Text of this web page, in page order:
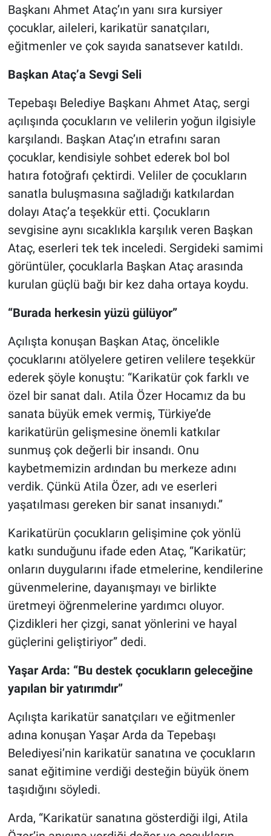
Başkanı Ahmet Ataç’ın yanı sıra kursiyer
çocuklar, aileleri, karikatür sanatçıları,
eğitmenler ve çok sayıda sanatsever katıldı.
Başkan Ataç’a Sevgi Seli
Tepebaşı Belediye Başkanı Ahmet Ataç, sergi
açılışında çocukların ve velilerin yoğun ilgisiyle
karşılandı. Başkan Ataç’ın etrafını saran
çocuklar, kendisiyle sohbet ederek bol bol
hatıra fotoğrafı çektirdi. Veliler de çocukların
sanatla buluşmasına sağladığı katkılardan
dolayı Ataç’a teşekkür etti. Çocukların
sevgisine aynı sıcaklıkla karşılık veren Başkan
Ataç, eserleri tek tek inceledi. Sergideki samimi
görüntüler, çocuklarla Başkan Ataç arasında
kurulan güçlü bağı bir kez daha ortaya koydu.
“Burada herkesin yüzü gülüyor”
Açılışta konuşan Başkan Ataç, öncelikle
çocuklarını atölyelere getiren velilere teşekkür
ederek şöyle konuştu: “Karikatür çok farklı ve
özel bir sanat dalı. Atila Özer Hocamız da bu
sanata büyük emek vermiş, Türkiye’de
karikatürün gelişmesine önemli katkılar
sunmuş çok değerli bir insandı. Onu
kaybetmemizin ardından bu merkeze adını
verdik. Çünkü Atila Özer, adı ve eserleri
yaşatılması gereken bir sanat insanıydı.”
Karikatürün çocukların gelişimine çok yönlü
katkı sunduğunu ifade eden Ataç, “Karikatür;
onların duygularını ifade etmelerine, kendilerine
güvenmelerine, dayanışmayı ve birlikte
üretmeyi öğrenmelerine yardımcı oluyor.
Çizdikleri her çizgi, sanat yönlerini ve hayal
güçlerini geliştiriyor” dedi.
Yaşar Arda: “Bu destek çocukların geleceğine
yapılan bir yatırımdır”
Açılışta karikatür sanatçıları ve eğitmenler
adına konuşan Yaşar Arda da Tepebaşı
Belediyesi’nin karikatür sanatına ve çocukların
sanat eğitimine verdiği desteğin büyük önem
taşıdığını söyledi.
Arda, “Karikatür sanatına gösterdiği ilgi, Atila